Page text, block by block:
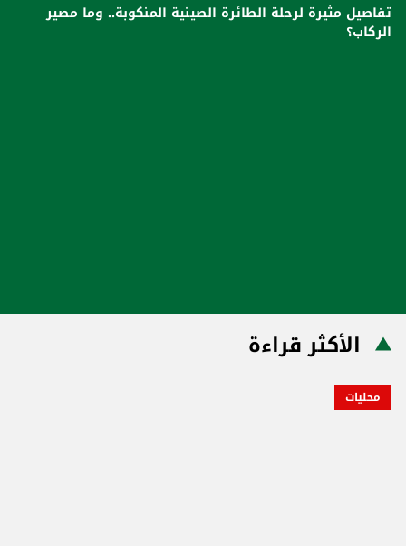
تفاصيل مثيرة لرحلة الطائرة الصينية المنكوبة.. وما مصير
الركاب؟
الأكثر قراءة
محليات